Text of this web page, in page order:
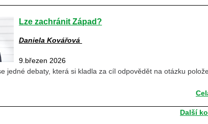
Lze zachránit Západ?
Daniela Kovářová
9.březen 2026
jedné debaty, která si kladla za cíl odpovědět na otázku
Další